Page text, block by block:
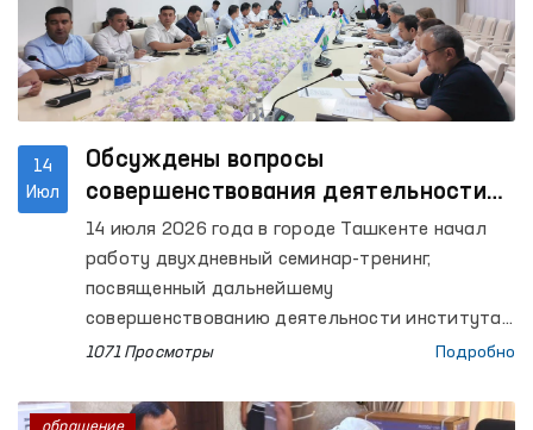
14
Июл
Обсуждены вопросы
совершенствования деятельности
института Омбудсмана в
соответствии с требованиями
Глобального альянса национальных
правозащитных учреждений
(GANHRI)
14 июля 2026 года в городе Ташкенте начал
работу двухдневный семинар-тренинг,
посвященный дальнейшему
совершенствованию деятельности института
Уполномоченного Олий Мажлиса по правам
международных стандартов. Мероприятие
1071 Просмотры Подробно